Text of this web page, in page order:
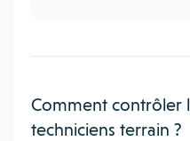
Comment contrôler
techniciens terrain ?